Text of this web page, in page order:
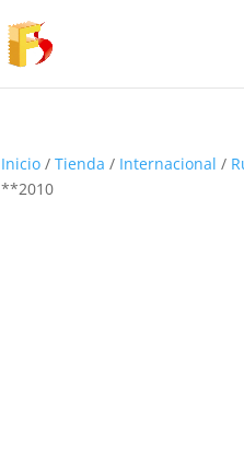
Inicio /Tienda / Internacional /
**2010